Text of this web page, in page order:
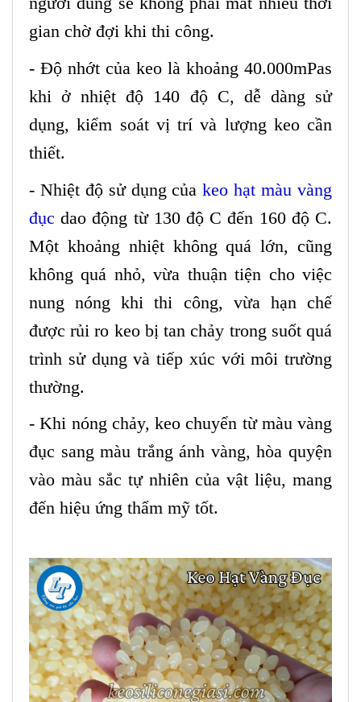
gian chờ đợi khi thi công.
- Độ nhớt của keo là khoảng 40.000mPas
khi ở nhiệt độ 140 độ C, dễ dàng sử
dụng, kiểm soát vị trí và lượng keo cần
thiết.
- Nhiệt độ sử dụng củakeo hạt màu vàng
đục dao động từ 130 độ C đến 160 độ C.
Một khoảng nhiệt không quá lớn, cũng
không quá nhỏ, vừa thuận tiện cho việc
nung nóng khi thi công, vừa hạn chế
được rủi ro keo bị tan chảy trong suốt quá
trình sử dụng và tiếp xúc với môi trường
thường.
- Khi nóng chảy, keo chuyển từ màu vàng
đục sang màu trắng ánh vàng, hòa quyện
vào màu sắc tự nhiên của vật liệu, mang
đến hiệu ứng thẩm mỹ tốt.